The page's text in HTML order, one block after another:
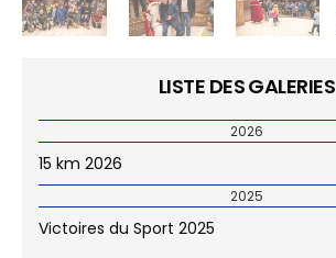
LISTE DES GALERIES
2026
15 km 2026
2025
Victoires du Sport 2025